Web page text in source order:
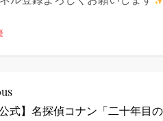
公式】名探偵コナン「二十年目
プラス）
ープラス）